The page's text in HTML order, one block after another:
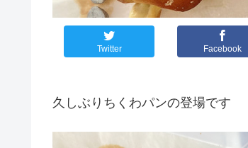
Twitter Facebook
久しぶりちくわパンの登場です